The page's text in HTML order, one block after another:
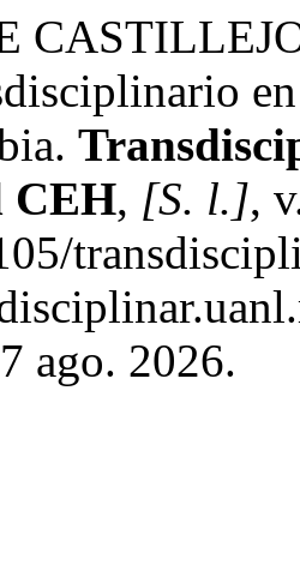
CEH, [S. l.],
ago. 2026.